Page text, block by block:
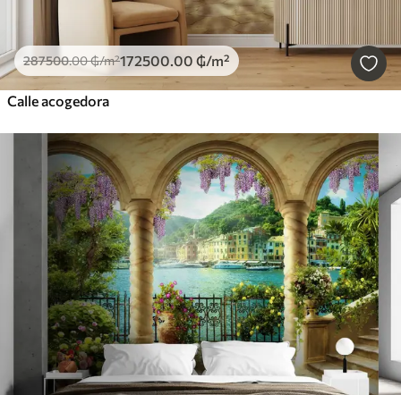
287500.00₲/m²172500.00 ₲/m²
Calle acogedora